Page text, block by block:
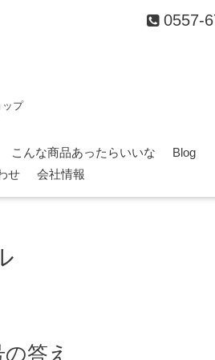
0557-
プ
こんな商品あったらいいな
Blog
せ 会社情報
答え